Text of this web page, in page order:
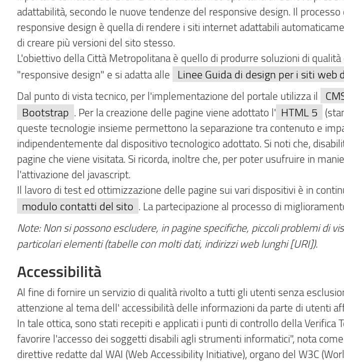
adattabilità, secondo le nuove tendenze del responsive design. Il
responsive design è quella di rendere i siti internet adattabili
di creare più versioni del sito stesso.
L'obiettivo della Città Metropolitana è quello di produrre soluzioni di
"responsive design" e si adatta alle
Linee Guida di design per i siti
Dal punto di vista tecnico, per l'implementazione del portale utilizza il
Bootstrap . Per la creazione delle pagine viene adottato l' HTML 5
queste tecnologie insieme permettono la separazione tra contenuto e
indipendentemente dal dispositivo tecnologico adottato. Si noti che,
pagine che viene visitata. Si ricorda, inoltre che, per poter usufruire in
l'attivazione del javascript.
Il lavoro di test ed ottimizzazione delle pagine sui vari dispositivi è in
modulo contatti del sito . La partecipazione al processo di
Note: Non si possono escludere, in pagine specifiche, piccoli problemi di
particolari elementi (tabelle con molti dati, indirizzi web lunghi [URI]).
Accessibilità
Al fine di fornire un servizio di qualità rivolto a tutti gli utenti senza
attenzione al tema dell' accessibilità delle informazioni da parte di utenti
In tale ottica, sono stati recepiti e applicati i punti di controllo della
favorire l'accesso dei soggetti disabili agli strumenti informatici", nota
direttive redatte dal WAI (Web Accessibility Initiative), organo del W3C